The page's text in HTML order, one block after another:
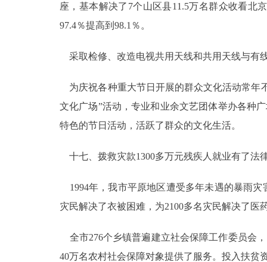
座，基本解决了7个山区县11.5万名群众收看北
97.4％提高到98.1％。
采取检修、改造电视共用天线和共用天线与有
为庆祝各种重大节日开展的群众文化活动常年
文化广场”活动，专业和业余文艺团体举办各种
特色的节日活动，活跃了群众的文化生活。
十七、拨救灾款1300多万元残疾人就业有了法
1994年，我市平原地区遭受多年未遇的暴雨灾
灾民解决了衣被困难，为2100多名灾民解决了医
全市276个乡镇普遍建立社会保障工作委员会
40万名农村社会保障对象提供了服务。投入扶贫